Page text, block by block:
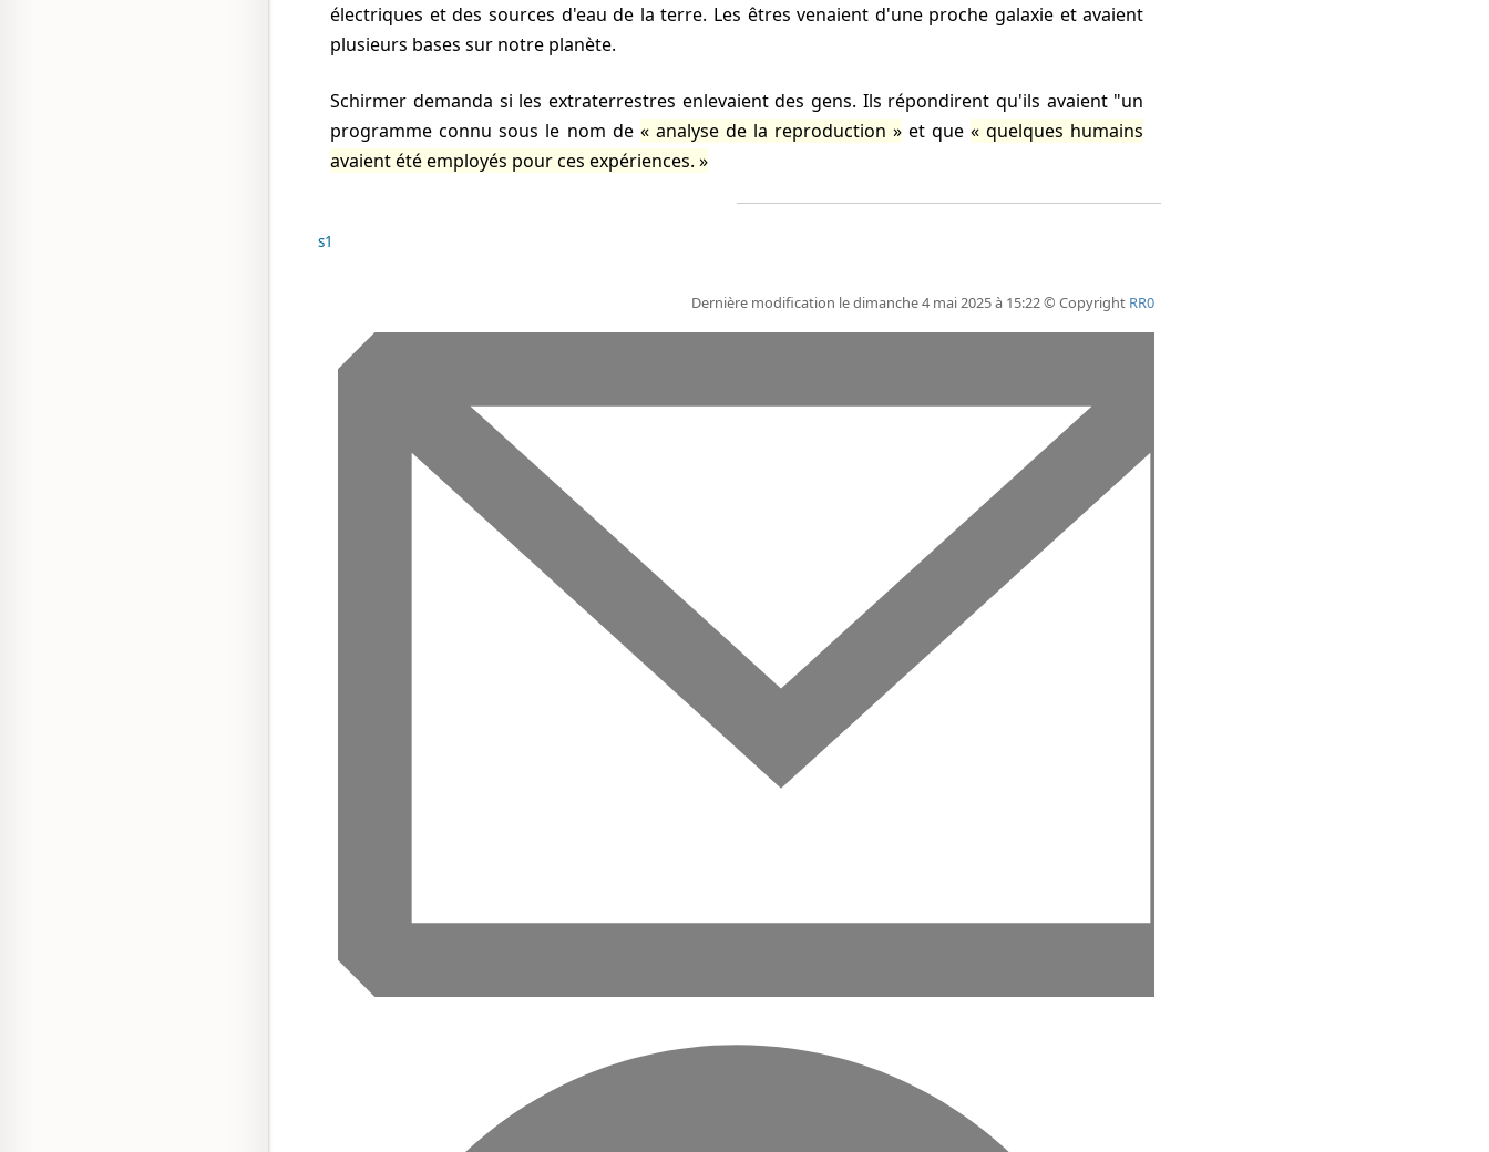
électriques et des sources d'eau de la terre. Les êtres venaient d'une proche galaxie et avaient
plusieurs bases sur notre planète.
Schirmer demanda si les extraterrestres enlevaient des gens. Ils répondirent qu'ils avaient "un
programme connu sous le nom de
analyse de la reproduction et que
quelques humains
avaient été employés pour ces expériences.
s1
Dernière modification le dimanche 4 mai 2025 à 15:22 © Copyright RR0